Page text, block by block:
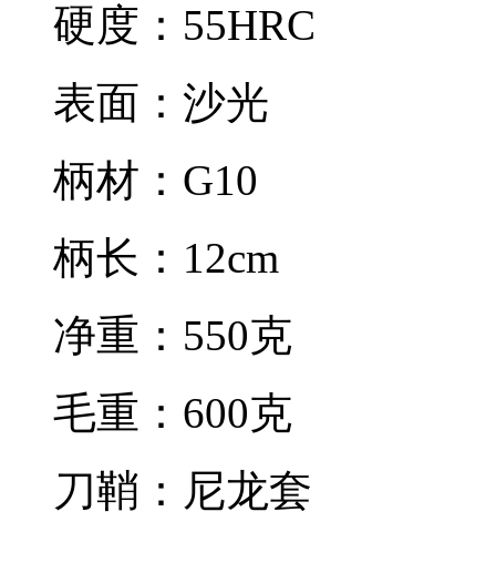
硬度：55HRC
表面：沙光
柄材：G10
柄长：12cm
净重：550克
毛重：600克
刀鞘：尼龙套